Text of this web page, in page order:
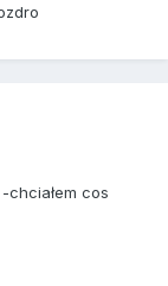
chciałem cos